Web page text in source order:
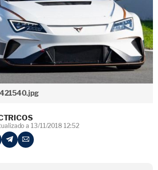
a 13/11/2018 12:52